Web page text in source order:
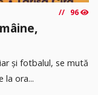
96
și fotbalul, se mută
la ora...